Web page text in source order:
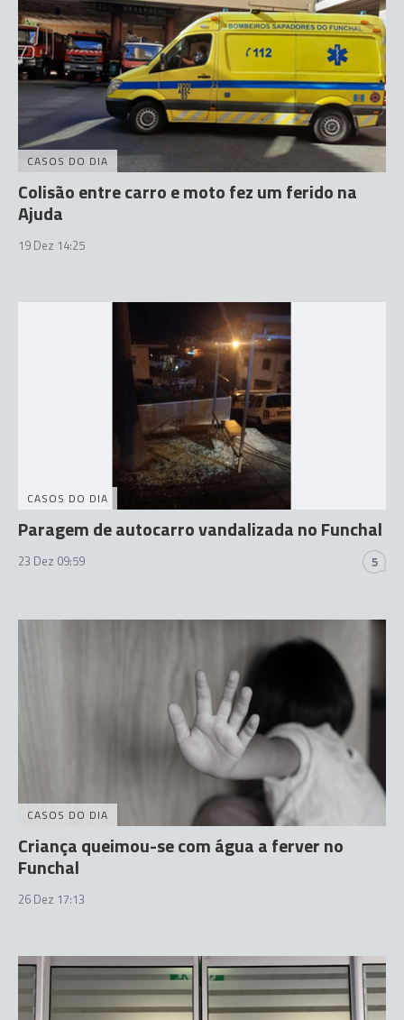
CASOS DO DIA
Colisão entre carro e moto fez um ferido na
Ajuda
19 Dez 14:25
CASOS DO DIA
Paragem de autocarro vandalizada no Funchal
23 Dez 09:59 5
CASOS DO DIA
Criança queimou-se com água a ferver no
Funchal
26 Dez 17:13